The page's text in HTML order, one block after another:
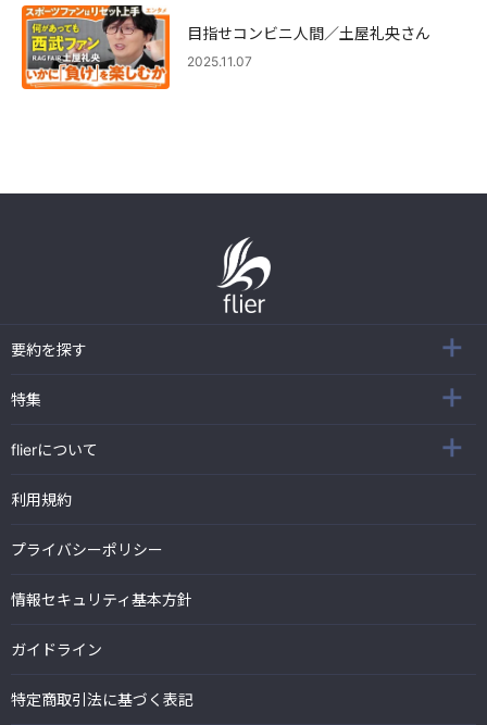
目指せコンビニ人間／土屋礼央さん
2025.11.07
要約を探す
特集
flierについて
利用規約
プライバシーポリシー
情報セキュリティ基本方針
ガイドライン
特定商取引法に基づく表記